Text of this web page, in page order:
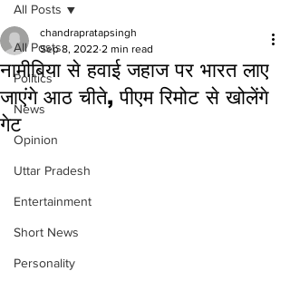
All Posts
Politics
News
Opinion
Uttar Pradesh
Entertainment
Short News
Personality
All Posts
नामीबिया से हवाई जहाज पर भारत लाए
जाएंगे आठ चीते, पीएम रिमोट से खोलेंगे
गेट
chandrapratapsingh
Sep 8, 2022 2 min read